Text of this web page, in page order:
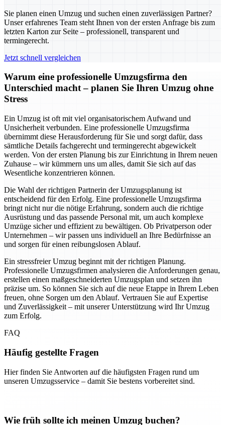
Sie planen einen Umzug und suchen einen zuverlässigen Partner?
Unser erfahrenes Team steht Ihnen von der ersten Anfrage bis zum
letzten Karton zur Seite – professionell, transparent und
termingerecht.
Jetzt schnell vergleichen
Warum eine professionelle Umzugsfirma den
Unterschied macht – planen Sie Ihren Umzug ohne
Stress
Ein Umzug ist oft mit viel organisatorischem Aufwand und
Unsicherheit verbunden. Eine professionelle Umzugsfirma
übernimmt diese Herausforderung für Sie und sorgt dafür, dass
sämtliche Details fachgerecht und termingerecht abgewickelt
werden. Von der ersten Planung bis zur Einrichtung in Ihrem neuen
Zuhause – wir kümmern uns um alles, damit Sie sich auf das
Wesentliche konzentrieren können.
Die Wahl der richtigen Partnerin der Umzugsplanung ist
entscheidend für den Erfolg. Eine professionelle Umzugsfirma
bringt nicht nur die nötige Erfahrung, sondern auch die richtige
Ausrüstung und das passende Personal mit, um auch komplexe
Umzüge sicher und effizient zu bewältigen. Ob Privatperson oder
Unternehmen – wir passen uns individuell an Ihre Bedürfnisse an
und sorgen für einen reibungslosen Ablauf.
Ein stressfreier Umzug beginnt mit der richtigen Planung.
Professionelle Umzugsfirmen analysieren die Anforderungen genau,
erstellen einen maßgeschneiderten Umzugsplan und setzen ihn
präzise um. So können Sie sich auf die neue Etappe in Ihrem Leben
freuen, ohne Sorgen um den Ablauf. Vertrauen Sie auf Expertise
und Zuverlässigkeit – mit unserer Unterstützung wird Ihr Umzug
zum Erfolg.
FAQ
Häufig gestellte Fragen
Hier finden Sie Antworten auf die häufigsten Fragen rund um
unseren Umzugsservice – damit Sie bestens vorbereitet sind.
Wie früh sollte ich meinen Umzug buchen?